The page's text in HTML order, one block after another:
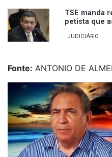
TSE manda
petista que
JUDICIÁRIO
Fonte: ANTONIO DE